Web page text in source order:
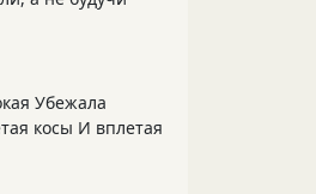
Убежала
косы И вплетая